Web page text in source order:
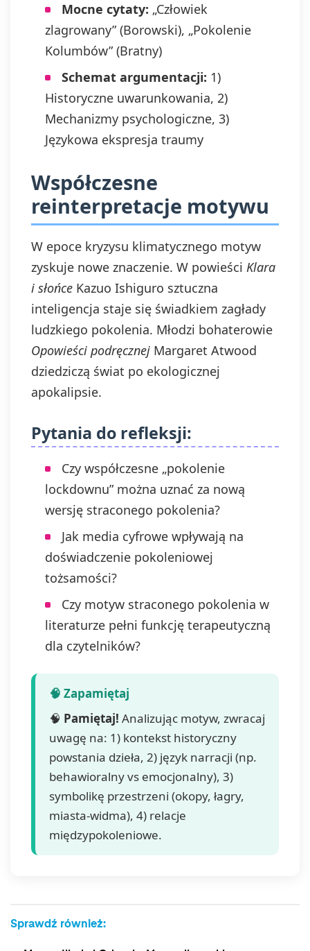
Mocne cytaty: „Człowiek
zlagrowany” (Borowski), „Pokolenie
Kolumbów” (Bratny)
Schemat argumentacji: 1)
Historyczne uwarunkowania, 2)
Mechanizmy psychologiczne, 3)
Językowa ekspresja traumy
Współczesne
reinterpretacje motywu
W epoce kryzysu klimatycznego motyw
zyskuje nowe znaczenie. W powieści Klara
i słońce Kazuo Ishiguro sztuczna
inteligencja staje się świadkiem zagłady
ludzkiego pokolenia. Młodzi bohaterowie
Opowieści podręcznej Margaret Atwood
dziedziczą świat po ekologicznej
apokalipsie.
Pytania do refleksji:
Czy współczesne „pokolenie
lockdownu” można uznać za nową
wersję straconego pokolenia?
Jak media cyfrowe wpływają na
doświadczenie pokoleniowej
tożsamości?
Czy motyw straconego pokolenia w
literaturze pełni funkcję terapeutyczną
dla czytelników?
🧠 Pamiętaj! Analizując motyw, zwracaj
uwagę na: 1) kontekst historyczny
powstania dzieła, 2) język narracji (np.
behawioralny vs emocjonalny), 3)
symbolikę przestrzeni (okopy, łagry,
miasta-widma), 4) relacje
międzypokoleniowe.
Sprawdź również: